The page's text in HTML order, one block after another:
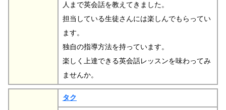
人まで英会話を教えてきました。
担当している生徒さんには楽しんでもらってい
ます。
独自の指導方法を持っています。
楽しく上達できる英会話レッスンを味わってみ
ませんか。
タク